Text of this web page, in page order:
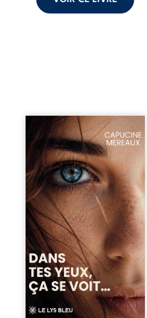
À seize ans,
Violette peine à
trouver sa place
dans la société.
Entre timidité,
moqueries et peur
du jugement, elle
avance avec le
sentiment d’être
différente, sans
comprendre
pleinement ce qui
l’habite. Sa
rencontre avec
Louise bouleverse
ses certitudes et